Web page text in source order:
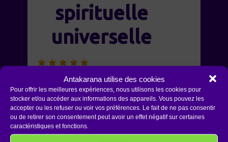
Antakarana utilise des cookies
Pour offrir les meilleures expériences, nous utilisons les cookies pour
stocker et/ou accéder aux informations des appareils. Vous pouvez les
accepter ou les refuser ou voir vos préférences. Le fait de ne pas consentir
ou de retirer son consentement peut avoir un effet négatif sur certaines
caractéristiques et fonctions.
spirituelle
universelle
Ouverture spirituelle universelle
et Compréhension accrue
résument bien le résultat de la
formation. Pour le reste comme
toujours, ambiance, confiance de